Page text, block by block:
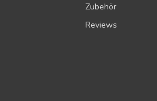
Zubehör
Reviews